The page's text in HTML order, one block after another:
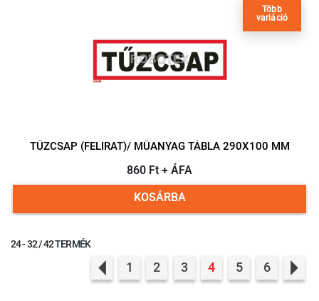
Több
variáció
TŰZCSAP (FELIRAT)/ MŰANYAG TÁBLA 290X100 MM
860 Ft + ÁFA
KOSÁRBA
24 - 32 / 42 TERMÉK
Previous
1 2 3 4 5 6